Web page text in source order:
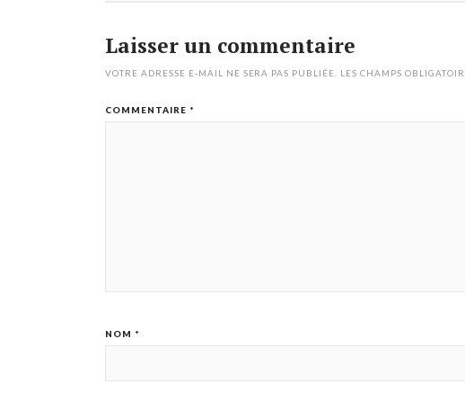
Laisser un commentaire
VOTRE ADRESSE E-MAIL NE SERA PAS PUBLIÉE. LES CHAMPS
COMMENTAIRE *
NOM *